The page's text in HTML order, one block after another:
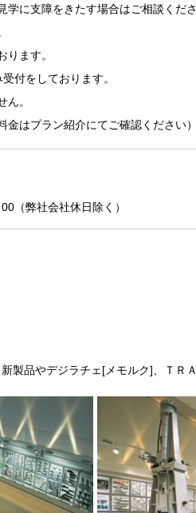
学に支障をきたす場合はご相談くだ
ます。
付をしております。
。
金はプラン紹介にてご確認ください
（弊社会社休日除く）
製品やデジラチェ[メモルク]、ＴＲ